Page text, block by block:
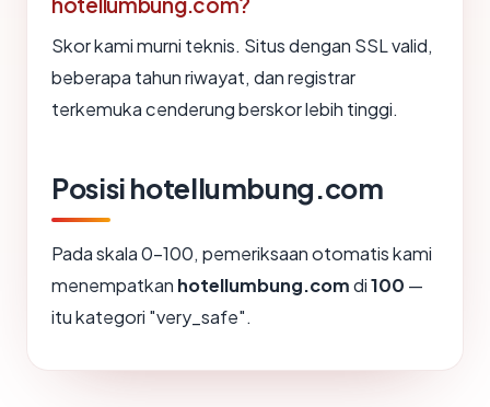
Skor kami murni teknis. Situs dengan SSL valid,
beberapa tahun riwayat, dan registrar
terkemuka cenderung berskor lebih tinggi.
Posisi hotellumbung.com
Pada skala 0-100, pemeriksaan otomatis kami
menempatkan hotellumbung.comdi100 —
itu kategori "very_safe".